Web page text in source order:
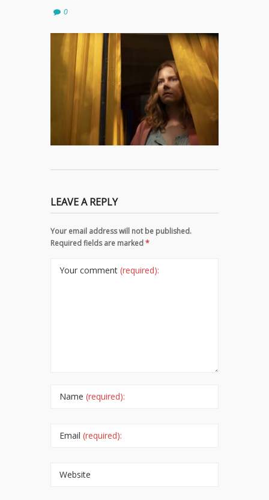
0
LEAVE A REPLY
Your email address will not be published.
Required fields are marked*
Your comment (required):
Name (required):
Email (required):
Website